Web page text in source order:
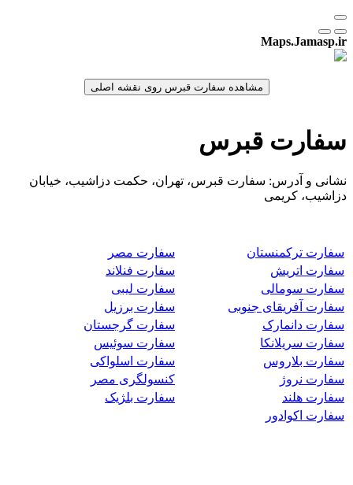
Maps.Jamasp.ir
سفارت قبرس
نشانی و آدرس: سفارت قبرس، تهران، حکمت دزاشیب، خیابان
دزاشیب، کریمی
سفارت ترکمنستان
سفارت مصر
سفارت اتریش
سفارت فنلاند
سفارت سومالی
سفارت لیبی
سفارت آفریقای جنوبی
سفارت برزیل
سفارت دانمارک
سفارت گرجستان
سفارت سریلانکا
سفارت سوئیس
سفارت بلاروس
سفارت اسلواکی
سفارت نروژ
کنسولگری مصر
سفارت هلند
سفارت بلژیک
سفارت اکوادور